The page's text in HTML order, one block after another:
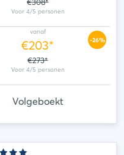
-26%
vanaf
€203*
€273*
Volgeboekt